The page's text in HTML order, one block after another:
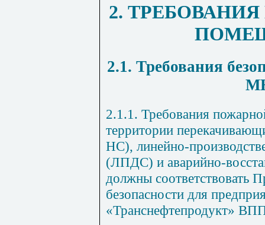
2.
2.1. Требования
2.1.1. Требования
территории
НС), линейно-
(ЛПДС) и аварийно-
должны соответствовать
безопасности для
«Транснефтепродукт»